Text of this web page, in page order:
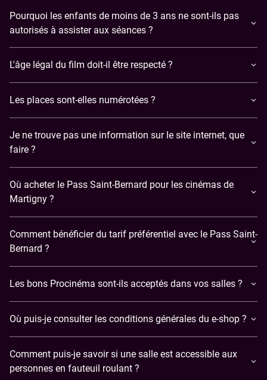
Pourquoi les enfants de moins de 3 ans ne sont-ils pas
autorisés à assister aux séances ?
L'âge légal du film doit-il être respecté ?
Les places sont-elles numérotées ?
Je ne trouve pas une information sur le site internet, que
faire ?
Où acheter le Pass Saint-Bernard pour les cinémas de
Martigny ?
Comment bénéficier du tarif préférentiel avec le Pass Saint-
Bernard ?
Les bons Procinéma sont-ils acceptés dans vos salles ?
Où puis-je consulter les conditions générales du e-shop ?
Comment puis-je savoir si une salle est accessible aux
personnes en fauteuil roulant ?